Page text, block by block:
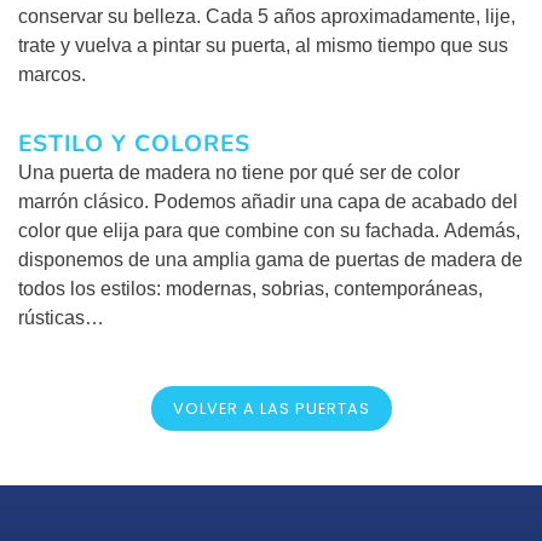
conservar su belleza. Cada 5 años aproximadamente, lije,
trate y vuelva a pintar su puerta, al mismo tiempo que sus
marcos.
ESTILO Y COLORES
Una puerta de madera no tiene por qué ser de color
marrón clásico. Podemos añadir una capa de acabado del
color que elija para que combine con su fachada. Además,
disponemos de una amplia gama de puertas de madera de
todos los estilos: modernas, sobrias, contemporáneas,
rústicas…
VOLVER A LAS PUERTAS